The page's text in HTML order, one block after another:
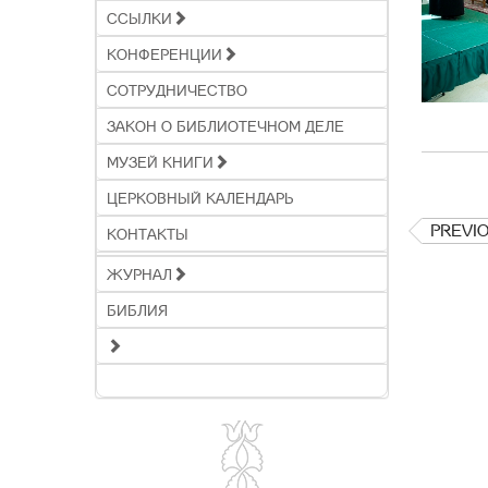
ССЫЛКИ
КОНФЕРЕНЦИИ
СОТРУДНИЧЕСТВО
ЗАКОН О БИБЛИОТЕЧНОМ ДЕЛЕ
МУЗЕЙ КНИГИ
ЦЕРКОВНЫЙ КАЛЕНДАРЬ
КОНТАКТЫ
ЖУРНАЛ
БИБЛИЯ